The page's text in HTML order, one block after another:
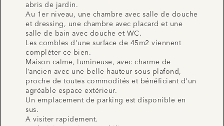
abris de jardin.
Au 1er niveau, une chambre avec salle de douche
et dressing, une chambre avec placard et une
salle de bain avec douche et WC.
Les combles d'une surface de 45m2 viennent
compléter ce bien.
Maison calme, lumineuse, avec charme de
l’ancien avec une belle hauteur sous plafond,
proche de toutes commodités et bénéficiant d'un
agréable espace extérieur.
Un emplacement de parking est disponible en
sus.
A visiter rapidement.